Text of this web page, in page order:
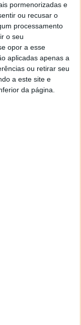
pormenorizadas e
ou recusar o
processamento
o seu
opor a esse
aplicadas apenas a
ou retirar seu
a este site e
da página.
apresentação
de
da
nos
(flaghsip), o
Android One, da